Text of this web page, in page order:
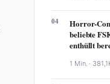
04
Horror-
beliebte
enthüllt
1 Min. ·